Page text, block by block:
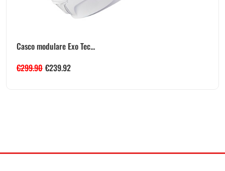
Casco modulare Exo Tec...
€299.90 €239.92